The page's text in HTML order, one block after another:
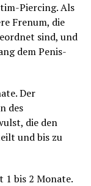
Piercing. Als
Frenum, die
sind, und
dem Penis-
Der
des
die den
und bis zu
1 bis 2 Monate.